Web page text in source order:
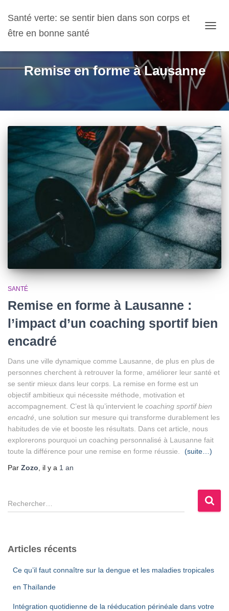
Santé verte: se sentir bien dans son corps et
être en bonne santé
Remise en forme à Lausanne
SANTÉ
Remise en forme à Lausanne :
l’impact d’un coaching sportif bien
encadré
Dans une ville dynamique comme Lausanne, de plus en plus de
personnes cherchent à retrouver la forme, améliorer leur santé et
se sentir mieux dans leur corps. La remise en forme est un
objectif ambitieux qui nécessite méthode, motivation et
accompagnement. C’est là qu’intervient le coaching sportif bien
encadré , une solution sur mesure qui transforme durablement les
habitudes de vie et booste les résultats. Dans cet article, nous
explorerons pourquoi un coaching personnalisé à Lausanne fait
toute la différence pour une remise en forme réussie.
(suite…)
Par Zozo , il y a 1 an
R
e
e
Articles récents
Ce qu’il faut connaître sur la dengue et les maladies tropicales
en Thaïlande
Intégration quotidienne de la rééducation périnéale dans votre